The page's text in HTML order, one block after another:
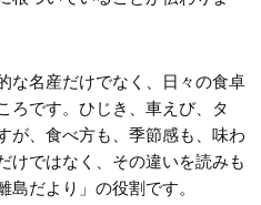
な名産だけでなく、日々の食卓
ろです。ひじき、車えび、タ
が、食べ方も、季節感も、味わ
けではなく、その違いを読みも
だより」の役割です。